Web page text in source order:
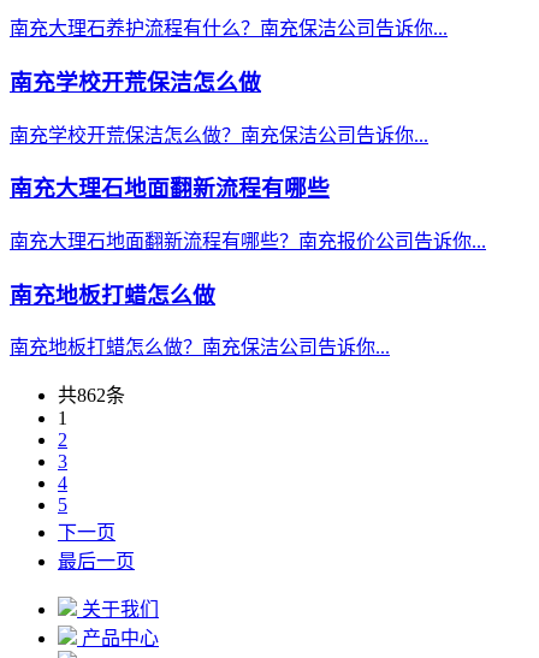
南充大理石养护流程有什么？南充保洁公司告诉你...
南充学校开荒保洁怎么做
南充学校开荒保洁怎么做？南充保洁公司告诉你...
南充大理石地面翻新流程有哪些
南充大理石地面翻新流程有哪些？南充报价公司告诉你...
南充地板打蜡怎么做
南充地板打蜡怎么做？南充保洁公司告诉你...
共862条
1
2
3
4
5
下一页
最后一页
关于我们
产品中心